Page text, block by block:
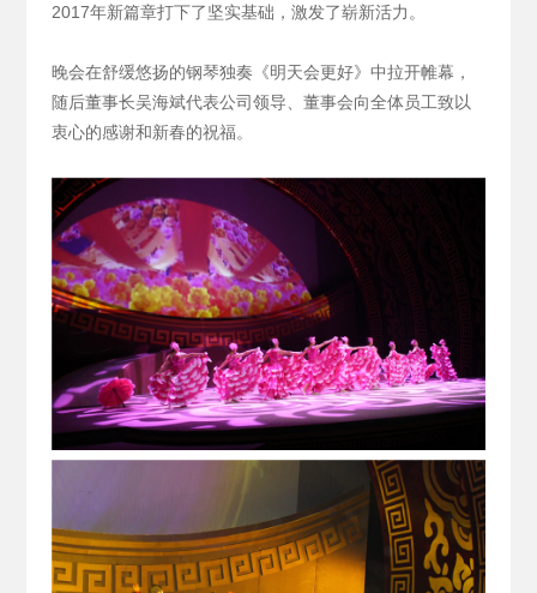
2017年新篇章打下了坚实基础，激发了崭新活力。
晚会在舒缓悠扬的钢琴独奏《明天会更好》中拉开帷幕，
随后董事长吴海斌代表公司领导、董事会向全体员工致以
衷心的感谢和新春的祝福。